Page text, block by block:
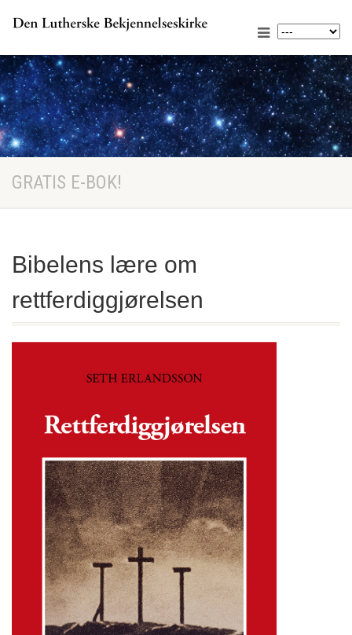
GRATIS E-BOK!
Bibelens lære om
rettferdiggjørelsen